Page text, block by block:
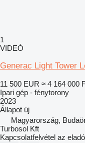
1
VIDEÓ
Generac Light Tower
11 500 EUR ≈ 4 164 000
Ipari gép - fénytorony
2023
Állapot új
Magyarország,
Turbosol Kft
Kapcsolatfelvétel az